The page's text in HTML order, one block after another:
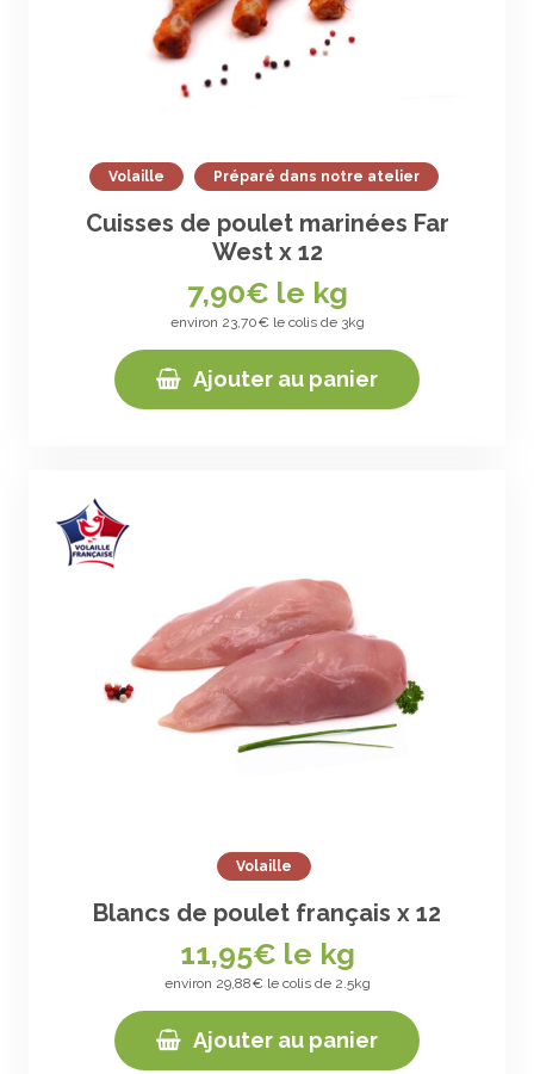
Volaille Préparé dans notre atelier
Cuisses de poulet marinées Far
West x 12
7,90€ le kg
environ 23,70€ le colis de 3kg
Ajouter au panier
Volaille
Blancs de poulet français x 12
11,95€ le kg
environ 29,88€ le colis de 2.5kg
Ajouter au panier